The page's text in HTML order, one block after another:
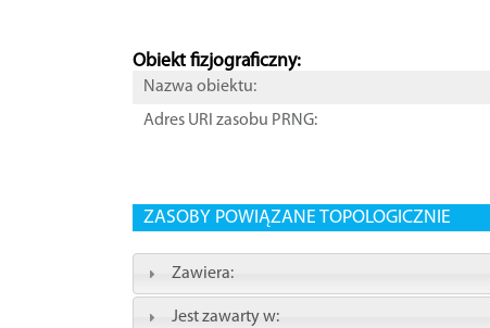
Obiekt fizjograficzny:
Nazwa obiektu:
Adres URI zasobu PRNG:
ZASOBY POWIĄZANE TOPOLOGICZNIE
Zawiera:
Jest zawarty w: